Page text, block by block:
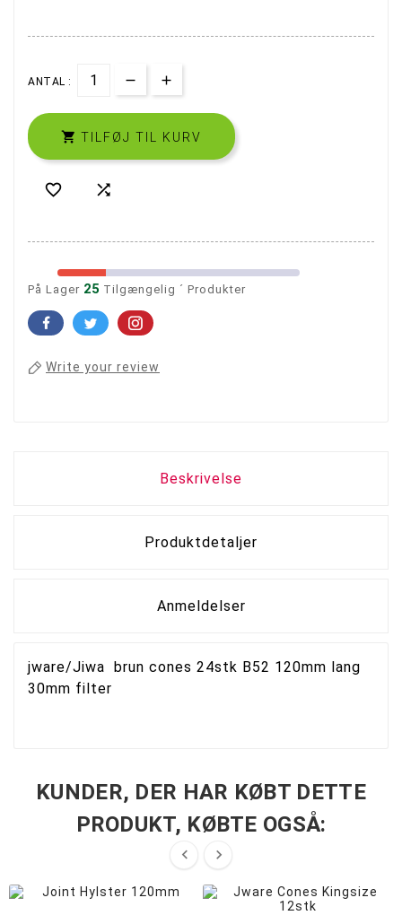
ANTAL :
 TILFØJ TIL KURV
 
På Lager 25 Tilgængelig ´ Produkter
Write your review
Beskrivelse
Produktdetaljer
Anmeldelser
jware/Jiwa brun cones 24stk B52 120mm lang
30mm filter
KUNDER, DER HAR KØBT DETTE
PRODUKT, KØBTE OGSÅ:
 